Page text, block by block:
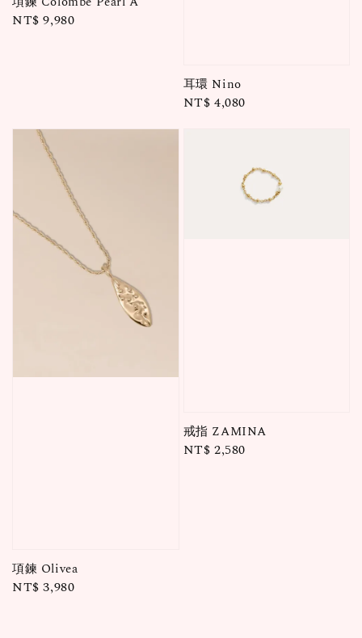
Regular
NT$ 9,980
耳環 Nino
Regular
NT$ 4,080
項鍊 Olivea
Regular
NT$ 3,980
戒指 ZAMINA
Regular
NT$ 2,580